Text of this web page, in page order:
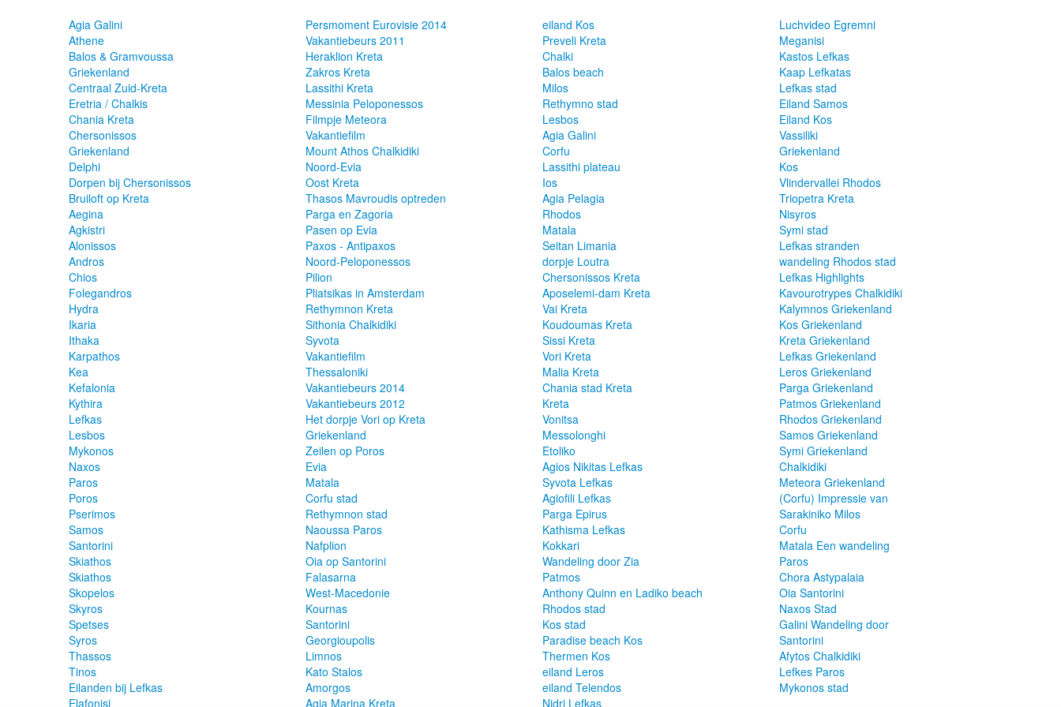
Agia Galini
Athene
Balos & Gramvoussa
Griekenland
Centraal Zuid-Kreta
Eretria / Chalkis
Chania Kreta
Chersonissos
Griekenland
Delphi
Dorpen bij Chersonissos
Bruiloft op Kreta
Aegina
Agkistri
Alonissos
Andros
Chios
Folegandros
Hydra
Ikaria
Ithaka
Karpathos
Kea
Kefalonia
Kythira
Lefkas
Lesbos
Mykonos
Naxos
Paros
Poros
Pserimos
Samos
Santorini
Skiathos
Skiathos
Skopelos
Skyros
Spetses
Syros
Thassos
Tinos
Eilanden bij Lefkas
Elafonisi
Persmoment Eurovisie 2014
Vakantiebeurs 2011
Heraklion Kreta
Zakros Kreta
Lassithi Kreta
Messinia Peloponessos
Filmpje Meteora
Vakantiefilm
Mount Athos Chalkidiki
Noord-Evia
Oost Kreta
Thasos Mavroudis optreden
Parga en Zagoria
Pasen op Evia
Paxos - Antipaxos
Noord-Peloponessos
Pilion
Pliatsikas in Amsterdam
Rethymnon Kreta
Sithonia Chalkidiki
Syvota
Vakantiefilm
Thessaloniki
Vakantiebeurs 2014
Vakantiebeurs 2012
Het dorpje Vori op Kreta
Griekenland
Zeilen op Poros
Evia
Matala
Corfu stad
Rethymnon stad
Naoussa Paros
Nafplion
Oia op Santorini
Falasarna
West-Macedonie
Kournas
Santorini
Georgioupolis
Limnos
Kato Stalos
Amorgos
Agia Marina Kreta
eiland Kos
Preveli Kreta
Chalki
Balos beach
Milos
Rethymno stad
Lesbos
Agia Galini
Corfu
Lassithi plateau
Ios
Agia Pelagia
Rhodos
Matala
Seitan Limania
dorpje Loutra
Chersonissos Kreta
Aposelemi-dam Kreta
Vai Kreta
Koudoumas Kreta
Sissi Kreta
Vori Kreta
Malia Kreta
Chania stad Kreta
Kreta
Vonitsa
Messolonghi
Etoliko
Agios Nikitas Lefkas
Syvota Lefkas
Agiofili Lefkas
Parga Epirus
Kathisma Lefkas
Kokkari
Wandeling door Zia
Patmos
Anthony Quinn en Ladiko beach
Rhodos stad
Kos stad
Paradise beach Kos
Thermen Kos
eiland Leros
eiland Telendos
Nidri Lefkas
Luchvideo Egremni
Meganisi
Kastos Lefkas
Kaap Lefkatas
Lefkas stad
Eiland Samos
Eiland Kos
Vassiliki
Griekenland
Kos
Vlindervallei Rhodos
Triopetra Kreta
Nisyros
Symi stad
Lefkas stranden
wandeling Rhodos stad
Lefkas Highlights
Kavourotrypes Chalkidiki
Kalymnos Griekenland
Kos Griekenland
Kreta Griekenland
Lefkas Griekenland
Leros Griekenland
Parga Griekenland
Patmos Griekenland
Rhodos Griekenland
Samos Griekenland
Symi Griekenland
Chalkidiki
Meteora Griekenland
(Corfu) Impressie van
Sarakiniko Milos
Corfu
Matala Een wandeling
Paros
Chora Astypalaia
Oia Santorini
Naxos Stad
Galini Wandeling door
Santorini
Afytos Chalkidiki
Lefkes Paros
Mykonos stad